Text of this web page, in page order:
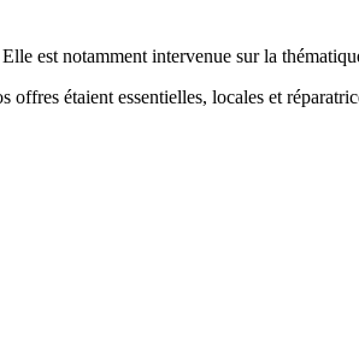
est notamment intervenue sur la
étaient essentielles, locales et